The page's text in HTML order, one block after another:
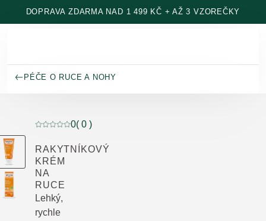
Přeskočit na hlavní obsah
DOPRAVA ZDARMA NAD 1 499 KČ + AŽ 3 VZOREČKY
PÉČE O RUCE A NOHY
Aktuální hodnocení: 0 z 5 hvězdiček hodnoceno 0
0( 0 )
RAKYTNÍKOVÝ
KRÉM
NA
RUCE
Lehký,
rychle